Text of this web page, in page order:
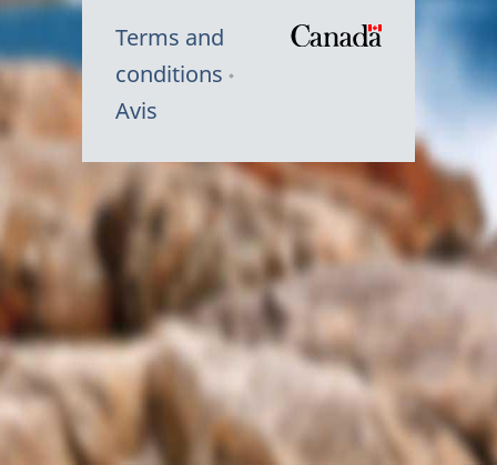
Terms and
conditions
Avis
Symbole
du
Canada